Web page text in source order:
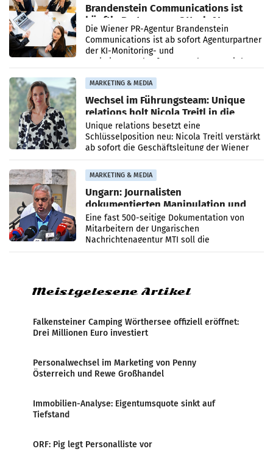
Brandenstein Communications ist
künftig Partner von OtterlyAI
Die Wiener PR-Agentur Brandenstein
Communications ist ab sofort Agenturpartner
der KI-Monitoring- und
Optimierungsplattform OtterlyAI. Damit baut
MARKETING & MEDIA
Wechsel im Führungsteam: Unique
relations holt Nicola Treitl in die
Geschäftsleitung
Unique relations besetzt eine
Schlüsselposition neu: Nicola Treitl verstärkt
ab sofort die Geschäftsleitung der Wiener
PR-Agentur an der Seite von Josef Kalina und
Anna Kalina-Mahr.
MARKETING & MEDIA
Ungarn: Journalisten
dokumentierten Manipulation und
Zensur
Eine fast 500-seitige Dokumentation von
Mitarbeitern der Ungarischen
Nachrichtenagentur MTI soll die
systematische Nachrichten-Manipulation und
Meistgelesene Artikel
Falkensteiner Camping Wörthersee offiziell eröffnet:
Drei Millionen Euro investiert
Personalwechsel im Marketing von Penny
Österreich und Rewe Großhandel
Immobilien-Analyse: Eigentumsquote sinkt auf
Tiefstand
ORF: Pig legt Personalliste vor